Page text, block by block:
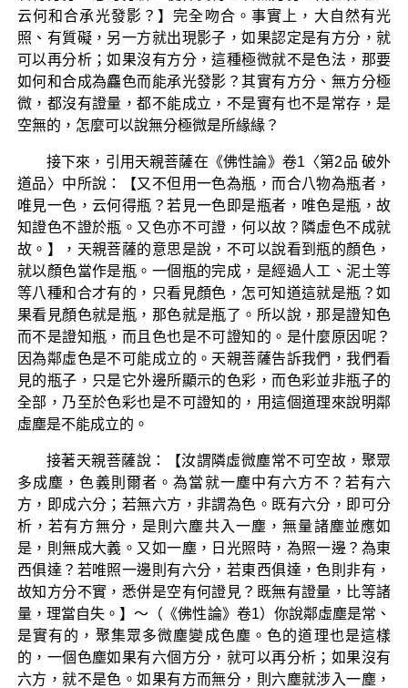
云何和合承光發影？】完全吻合。事實上，大自然有光
照、有質礙，另一方就出現影子，如果認定是有方分，就
可以再分析；如果沒有方分，這種極微就不是色法，那要
如何和合成為麤色而能承光發影？其實有方分、無方分極
微，都沒有證量，都不能成立，不是實有也不是常存，是
空無的，怎麼可以說無分極微是所緣緣？
接下來，引用天親菩薩在《佛性論》卷1〈第2品 破外
道品〉中所說：【又不但用一色為瓶，而合八物為瓶者，
唯見一色，云何得瓶？若見一色即是瓶者，唯色是瓶，故
知證色不證於瓶。又色亦不可證，何以故？隣虛色不成就
故。】，天親菩薩的意思是說，不可以說看到瓶的顏色，
就以顏色當作是瓶。一個瓶的完成，是經過人工、泥土等
等八種和合才有的，只看見顏色，怎可知道這就是瓶？如
果看見顏色就是瓶，那色就是瓶了。所以說，那是證知色
而不是證知瓶，而且色也是不可證知的。是什麼原因呢？
因為鄰虛色是不可能成立的。天親菩薩告訴我們，我們看
見的瓶子，只是它外邊所顯示的色彩，而色彩並非瓶子的
全部，乃至於色彩也是不可證知的，用這個道理來說明鄰
虛塵是不能成立的。
接著天親菩薩說：【汝謂隣虛微塵常不可空故，聚眾
多成塵，色義則爾者。為當就一塵中有六方不？若有六
方，即成六分；若無六方，非謂為色。既有六分，即可分
析，若有方無分，是則六塵共入一塵，無量諸塵並應如
是，則無成大義。又如一塵，日光照時，為照一邊？為東
西俱達？若唯照一邊則有六分，若東西俱達，色則非有，
故知方分不實，悉併是空有何證見？既無有證量，比等諸
量，理當自失。】～（《佛性論》卷1）你說鄰虛塵是常、
是實有的，聚集眾多微塵變成色塵。色的道理也是這樣
的，一個色塵如果有六個方分，就可以再分析；如果沒有
六方，就不是色。如果有方而無分，則六塵就涉入一塵，